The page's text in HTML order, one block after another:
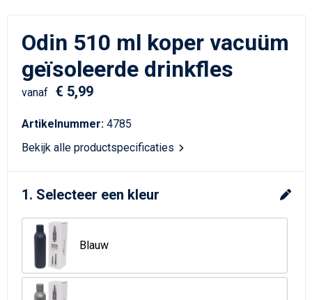
Kerst
Schoudertassen
Sporttassen
Tablettassen
Reistassen
Waterbestendige tassen
Odin 510 ml koper vacuüm
geïsoleerde drinkfles
vanaf € 5,99
Artikelnummer: 4785
Bekijk alle productspecificaties
1. Selecteer een kleur
Blauw